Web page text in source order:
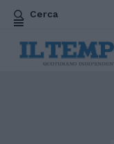
Cerca